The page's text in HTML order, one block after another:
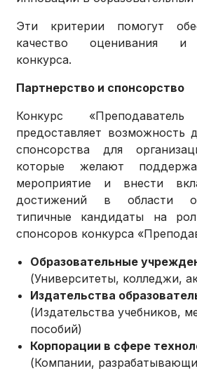
Эти критерии помогут
качество оценивания и
конкурса.
Партнерство и спонсорство
Конкурс
предоставляет возможность
спонсорства для
которые желают
мероприятие и внести
достижений в области
типичные кандидаты на
спонсоров конкурса
Образовательные
(Университеты, колледжи,
Издательства
(Издательства учебников,
пособий)
Корпорации в сфере
(Компании,